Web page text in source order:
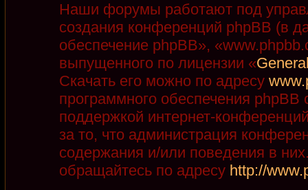
Наши форумы работают под
создания конференций phpBB (в
обеспечение phpBB»,
выпущенного по лицензии «
Скачать его можно по адресу
программного обеспечения phpBB
поддержкой интернет-
за то, что администрация
содержания и/или поведения в
обращайтесь по адресу http://